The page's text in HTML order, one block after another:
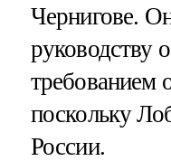
Чернигове.
руководству
требованием
поскольку
России.